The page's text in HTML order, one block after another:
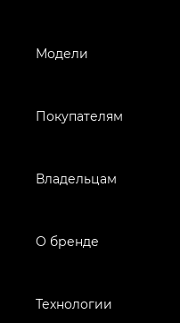
Модели
Покупателям
Владельцам
О бренде
Технологии